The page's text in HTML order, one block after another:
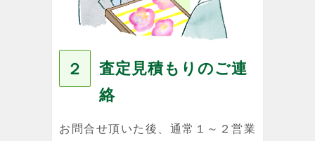
２
査定見積もりのご連
絡
お問合せ頂いた後、通常１～２営業